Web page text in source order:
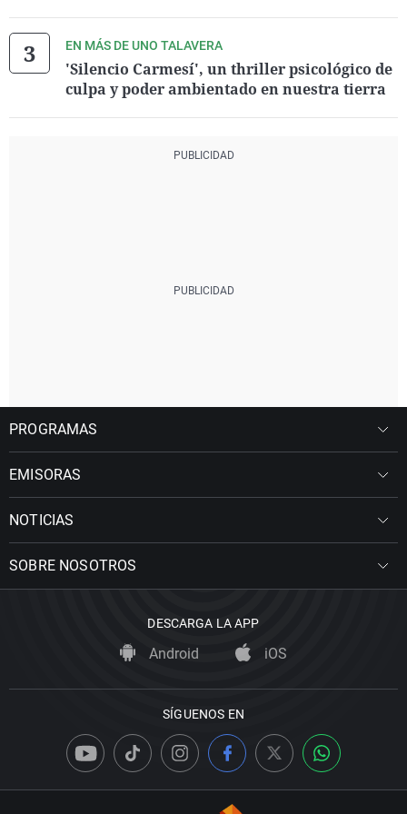
EN MÁS DE UNO TALAVERA
'Silencio Carmesí', un thriller psicológico de
culpa y poder ambientado en nuestra tierra
PROGRAMAS
EMISORAS
NOTICIAS
SOBRE NOSOTROS
DESCARGA LA APP
Android iOS
SÍGUENOS EN